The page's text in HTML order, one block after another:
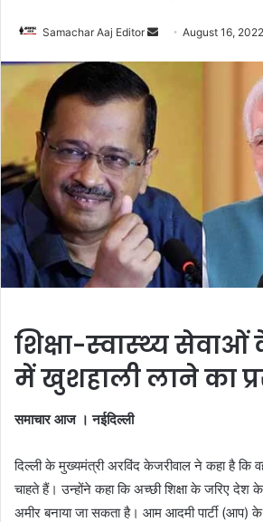
Samachar Aaj Editor
Send August 16, 2022
शिक्षा-स्‍वास्‍थ्‍य
में खुशहाली लाने का
समाचार आज । नईदिल्‍ली
दिल्ली के मुख्यमंत्री अरविंद केजरीवाल ने कहा है कि
चाहते हैं। उन्होंने कहा कि अच्छी शिक्षा के जरिए देश के
अमीर बनाया जा सकता है। आम आदमी पार्टी (आप)